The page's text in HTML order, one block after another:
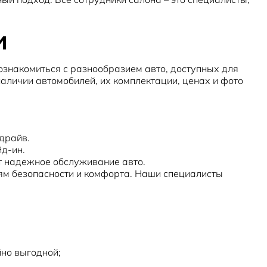
с разнообразием авто, доступных для
автомобилей, их комплектации, ценах и фото
ин.
надежное обслуживание авто.
безопасности и комфорта. Наши специалисты
выгодной;